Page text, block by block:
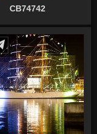
CB74742
Écrire un commentaire